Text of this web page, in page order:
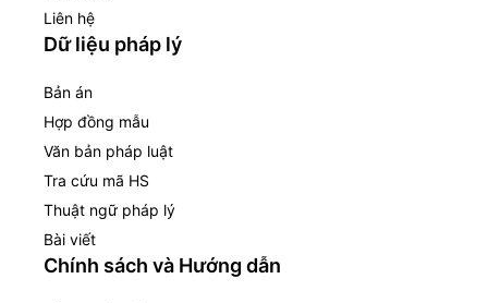
Liên hệ
Dữ liệu pháp lý
Bản án
Hợp đồng mẫu
Văn bản pháp luật
Tra cứu mã HS
Thuật ngữ pháp lý
Bài viết
Chính sách và Hướng dẫn